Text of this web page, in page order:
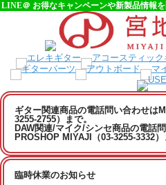
LINE＠ お得なキャンペーンや新製品情報
ギター関連商品の電話問い合わせは
3255-2755）まで。
DAW関連/マイク/シンセ商品の電話
PROSHOP MIYAJI（03-3255-3332）
臨時休業のお知らせ